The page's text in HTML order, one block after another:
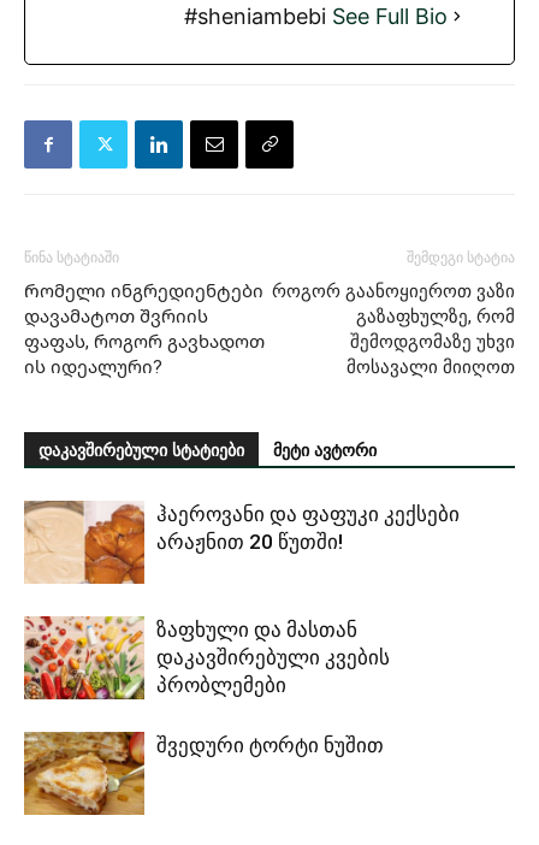
#sheniambebi See Full Bio
წინა სტატიაში
Რომელი ინგრედიენტები
დავამატოთ შვრიის
ფაფას, როგორ გავხადოთ
ის იდეალური?
შემდეგი სტატია
როგორ გაანოყიეროთ ვაზი
გაზაფხულზე, რომ
შემოდგომაზე უხვი
მოსავალი მიიღოთ
დაკავშირებული სტატიები მეტი ავტორი
ჰაეროვანი და ფაფუკი კექსები
არაჟნით 20 წუთში!
ზაფხული და მასთან
დაკავშირებული კვების
პრობლემები
შვედური ტორტი ნუშით